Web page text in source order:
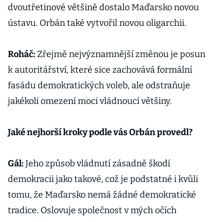
dvoutřetinové většině dostalo Maďarsko novou
ústavu. Orbán také vytvořil novou oligarchii.
Roháč:Zřejmě nejvýznamnější změnou je posun
k autoritářství, které sice zachovává formální
fasádu demokratických voleb, ale odstraňuje
jakékoli omezení moci vládnoucí většiny.
Jaké nejhorší kroky podle vás Orbán provedl?
Gál:Jeho způsob vládnutí zásadně škodí
demokracii jako takové, což je podstatné i kvůli
tomu, že Maďarsko nemá žádné demokratické
tradice. Oslovuje společnost v mých očích